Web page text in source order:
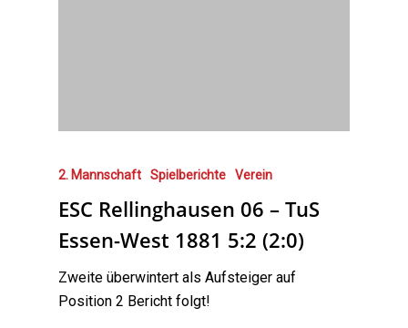
2. Mannschaft Spielberichte Verein
ESC Rellinghausen 06 – TuS
Essen-West 1881 5:2 (2:0)
Zweite überwintert als Aufsteiger auf
Position 2 Bericht folgt!